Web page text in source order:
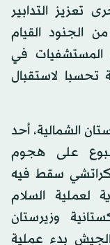
تعزيز التدابير
الجنود القيام
المستشفيات في
تحسبا لاستقبال
الشمالية، أحد
على هجوم
كراتشي سقط فيه
لعملية السلام
وزيرستان
بدء عملية